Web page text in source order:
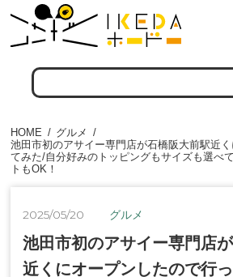
HOME
グルメ
池田市初のアサイー専門店が石橋阪大前駅近
てみた/自分好みのトッピングもサイズも選べ
トもOK！
2025/05/20 グルメ
池田市初のアサイー専門店
近くにオープンしたので行